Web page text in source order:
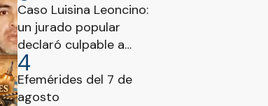
Puesto Vial Brazo Largo
Caso Luisina Leoncino:
un jurado popular
declaró culpable a
Horacio Rafael Benítez
por femicidio
4
Efemérides del 7 de
agosto